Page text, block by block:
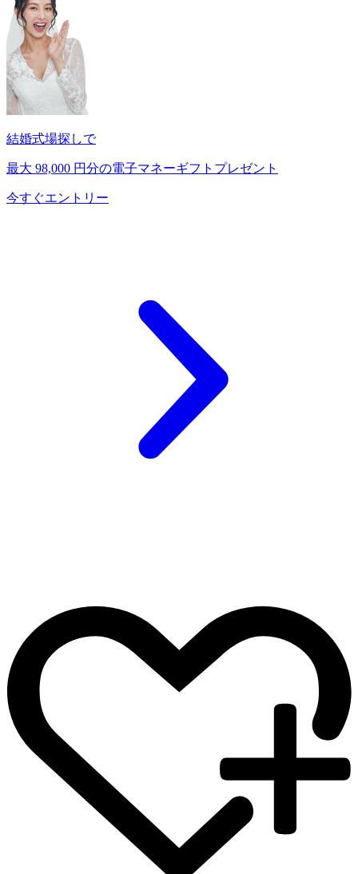
結婚式場探しで
最大 98,000 円分の電子マネーギフトプレゼント
今すぐエントリー